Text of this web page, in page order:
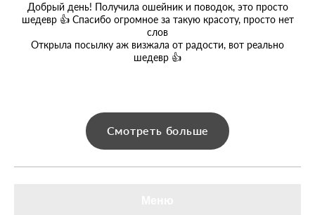
Добрый день! Получила ошейник и поводок, это просто
шедевр 👍 Спасибо огромное за такую красоту, просто нет
слов
Открыла посылку аж визжала от радости, вот реально
шедевр 👍
Смотреть больше